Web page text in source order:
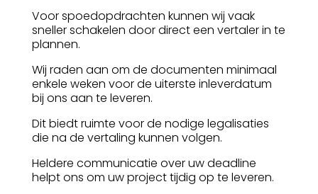
Voor spoedopdrachten kunnen wij vaak
sneller schakelen door direct een vertaler in te
plannen.
Wij raden aan om de documenten minimaal
enkele weken voor de uiterste inleverdatum
bij ons aan te leveren.
Dit biedt ruimte voor de nodige legalisaties
die na de vertaling kunnen volgen.
Heldere communicatie over uw deadline
helpt ons om uw project tijdig op te leveren.